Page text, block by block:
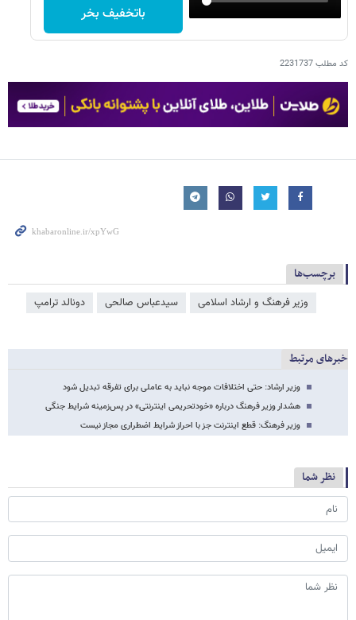
باتخفیف بخر
کد مطلب2231737
برچسب‌ها
وزیر فرهنگ و ارشاد اسلامی سیدعباس صالحی دونالد ترامپ
خبرهای مرتبط
وزیر ارشاد: حتی اختلافات موجه نباید به عاملی برای تفرقه تبدیل شود
هشدار وزیر فرهنگ درباره «خودتحریمی اینترنتی» در پس‌زمینه شرایط جنگی
وزیر فرهنگ: ‏قطع اینترنت جز با احراز شرایط اضطراری مجاز نیست
نظر شما